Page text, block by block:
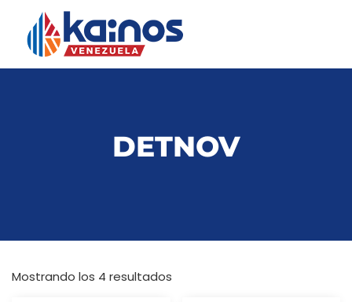
DETNOV
Mostrando los 4 resultados